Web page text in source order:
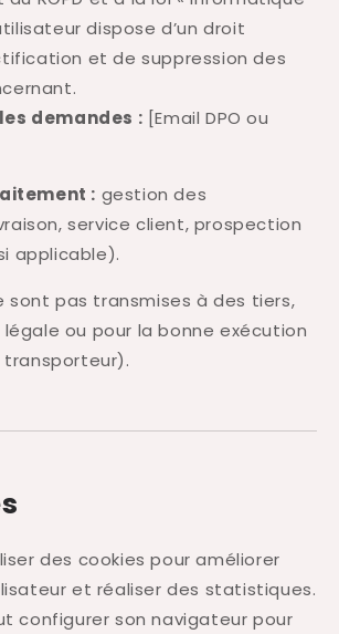
dispose d’un droit
et de suppression des
demandes : [Email DPO ou
: gestion des
service client, prospection
applicable).
sont pas transmises à des tiers,
ou pour la bonne exécution
transporteur).
des cookies pour améliorer
et réaliser des statistiques.
configurer son navigateur pour